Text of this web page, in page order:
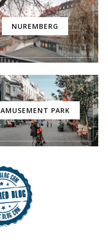
NUREMBERG
AMUSEMENT PARK